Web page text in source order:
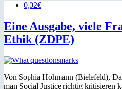
0,02€
Eine Ausgabe, viele
Ethik (ZDPE)
Von Sophia Hohmann (Bielefeld),
man Social Justice richtig kritisieren